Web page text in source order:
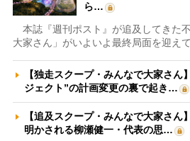
ら…
本誌『週刊ポスト』が追及してきた
大家さん」がいよいよ最終局面を迎え
【独走スクープ・みんなで大家さん
ジェクト”の計画変更の裏で起き…
【追及スクープ・みんなで大家さん
明かされる柳瀬健一・代表の思…